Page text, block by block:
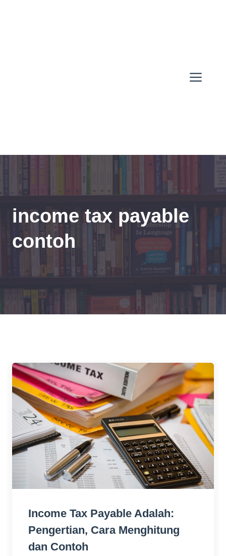
income tax payable
contoh
Income Tax Payable Adalah:
Pengertian, Cara Menghitung
dan Contoh